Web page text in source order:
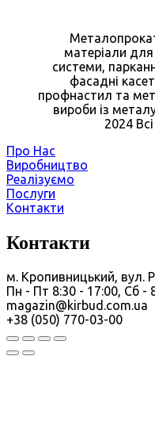
матеріали для
системи,
фасадні
профнастил та
вироби із
2024
Про Нас
Виробництво
Реалізуємо
Послуги
Контакти
Контакти
м. Кропивницький, вул.
Пн - Пт 8:30 - 17:00, Сб -
magazin@kirbud.com.ua
+38 (050) 770-03-00